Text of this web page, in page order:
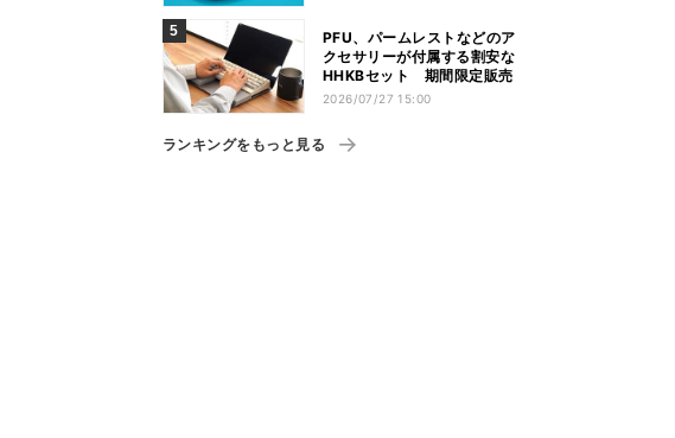
PFU、パームレストなどのア
クセサリーが付属する割安な
HHKBセット 期間限定販売
2026/07/27 15:00
ランキングをもっと見る